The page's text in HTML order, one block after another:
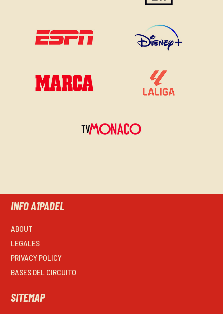
INFO A1PADEL
ABOUT
LEGALES
PRIVACY POLICY
BASES DEL CIRCUITO
SITEMAP